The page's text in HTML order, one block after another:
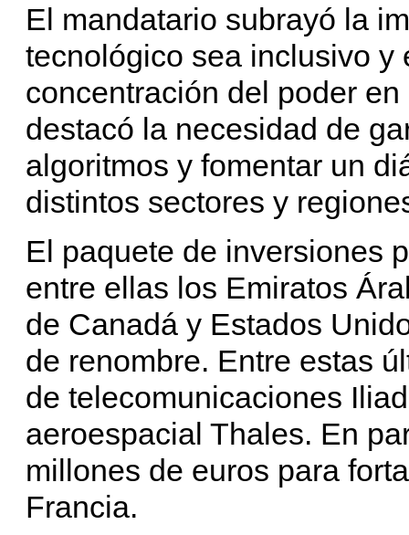
El mandatario subrayó la
tecnológico sea inclusivo y
concentración del poder
destacó la necesidad de
algoritmos y fomentar un
distintos sectores y
El paquete de inversiones
entre ellas los Emiratos
de Canadá y Estados
de renombre. Entre estas
de telecomunicaciones
aeroespacial Thales. En
millones de euros para
Francia.